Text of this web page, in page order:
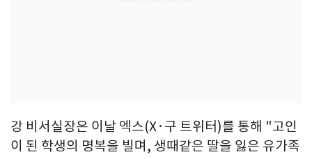
강 비서실장은 이날 엑스(X·구 트위터)를 통해 "고인
이 된 학생의 명복을 빌며, 생때같은 딸을 잃은 유가족